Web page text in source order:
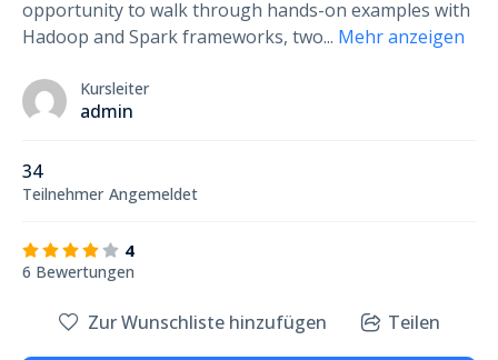
opportunity to walk through hands-on examples with
Hadoop and Spark frameworks, two... Mehr anzeigen
Kursleiter
admin
34
Teilnehmer Angemeldet
4
6 Bewertungen
Zur Wunschliste hinzufügen Teilen